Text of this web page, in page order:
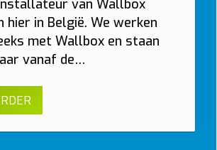
van Wallbox
hier in België. We werken
met Wallbox en staan
vanaf de…